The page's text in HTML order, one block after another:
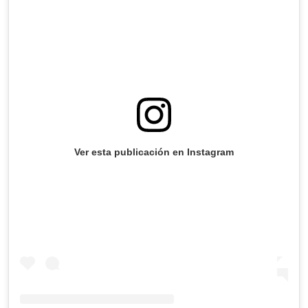
Ver esta publicación en Instagram